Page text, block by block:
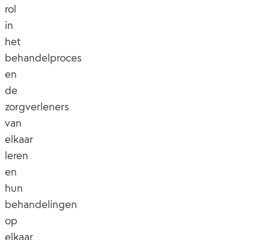
rol
in
het
behandelproces
en
de
zorgverleners
van
elkaar
leren
en
hun
behandelingen
op
elkaar